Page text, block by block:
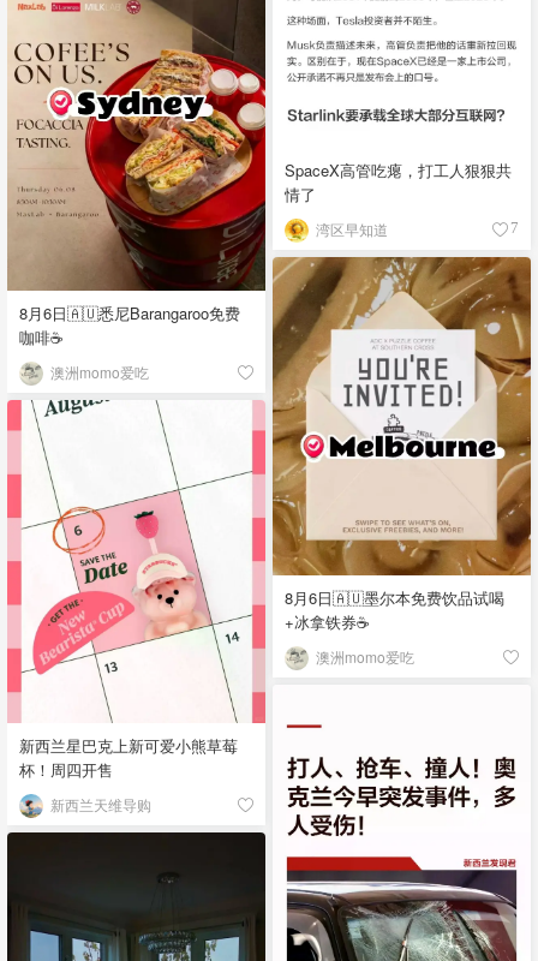
SpaceX高管吃瘪，打工人狠狠共
情了
湾区早知道 7
8月6日🇦🇺悉尼Barangaroo免费
咖啡☕
澳洲momo爱吃
8月6日🇦🇺墨尔本免费饮品试喝
+冰拿铁券☕
澳洲momo爱吃
新西兰星巴克上新可爱小熊草莓
杯！周四开售
新西兰天维导购